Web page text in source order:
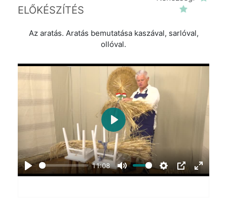
ELŐKÉSZÍTÉS
Az aratás. Aratás bemutatása kaszával, sarlóval,
ollóval.
Play
11:08
Mute Settings
PIP Enter
Play